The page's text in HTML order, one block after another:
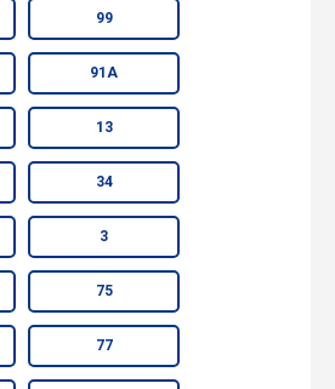
99
91А
13
34
3
75
77